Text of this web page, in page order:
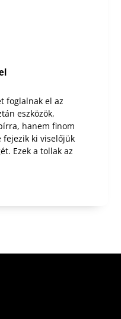
foglalnak el az
eszközök,
hanem finom
fejezik ki viselőjük
Ezek a tollak az